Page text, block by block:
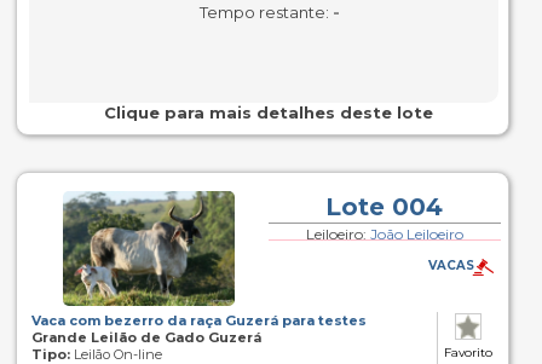
Tempo restante: -
Clique para mais detalhes deste lote
Lote 004
Leiloeiro: João Leiloeiro
Vaca com bezerro da raça Guzerá para testes
Grande Leilão de Gado Guzerá
Tipo:Leilão On-line Favorito
VACAS